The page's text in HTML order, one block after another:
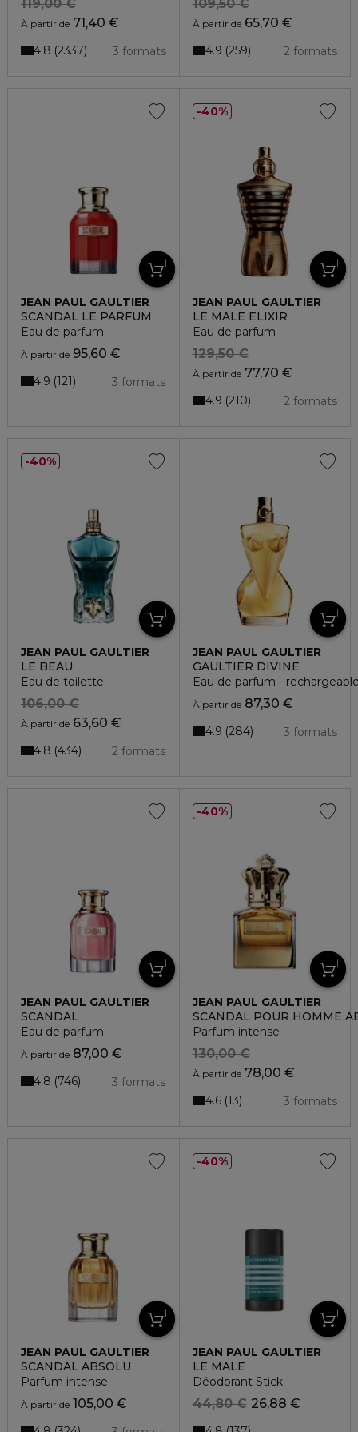
À partir de 71,40 €
119,00 €
3 formats
4.8 2337
À partir de65,70 €
109,50 €
2 formats
4.9 259
JEAN PAUL GAULTIER
SCANDAL LE PARFUM
Eau de parfum
À partir de 95,60 €
3 formats
4.9 121
JEAN PAUL GAULTIER
LE MALE ELIXIR
Eau de parfum
À partir de77,70 €
129,50 €
2 formats
4.9 210
40%
JEAN PAUL GAULTIER
LE BEAU
Eau de toilette
À partir de 63,60 €
106,00 €
2 formats
4.8 434
40%
JEAN PAUL GAULTIER
GAULTIER DIVINE
Eau de parfum -
À partir de87,30 €
3 formats
4.9 284
JEAN PAUL GAULTIER
SCANDAL
Eau de parfum
À partir de 87,00 €
3 formats
4.8 746
JEAN PAUL GAULTIER
SCANDAL POUR HOMME
Parfum intense
À partir de78,00 €
130,00 €
3 formats
4.6 13
40%
JEAN PAUL GAULTIER
SCANDAL ABSOLU
Parfum intense
À partir de 105,00 €
JEAN PAUL GAULTIER
LE MALE
Déodorant Stick
26,88 €
44,80 €
40%